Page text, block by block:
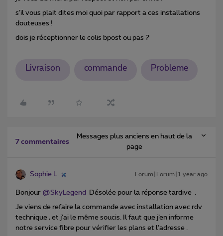
s’il vous plait dites moi quoi par rapport a ces installations
douteuses !
dois je réceptionner le colis bpost ou pas ?
Livraison commande Probleme
7 commentaires
Messages plus anciens en haut de la
page
Sophie L. Forum|Forum|1 year ago
Bonjour ​ @SkyLegend Désolée pour la réponse tardive .
Je viens de refaire la commande avec installation avec rdv
technique , et j’ai le même soucis. Il faut que j’en informe
notre service fibre pour vérifier les plans et l’adresse .